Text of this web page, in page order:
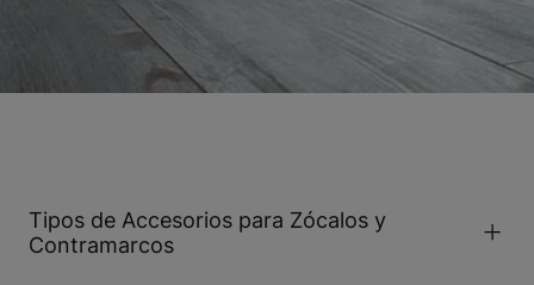
Tipos de Accesorios para Zócalos y
Contramarcos